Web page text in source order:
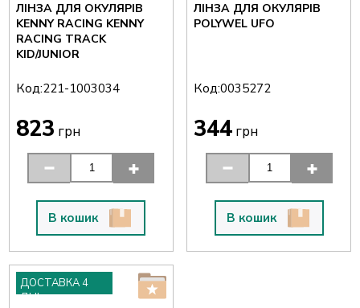
ЛІНЗА ДЛЯ ОКУЛЯРІВ
KENNY RACING KENNY
RACING TRACK
KID/JUNIOR
Код:221-1003034
823 грн
В кошик
ЛІНЗА ДЛЯ ОКУЛЯРІВ
POLYWEL UFO
Код:0035272
344 грн
В кошик
ДОСТАВКА 4
ДНІ